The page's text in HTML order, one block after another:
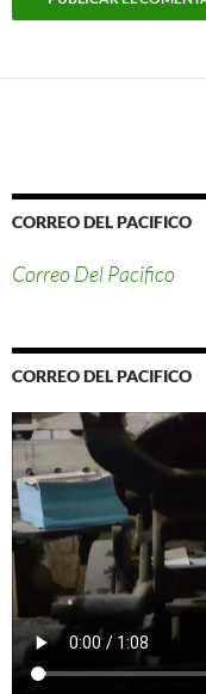
CORREO DEL PACIFICO
Correo Del Pacifico
CORREO DEL PACIFICO